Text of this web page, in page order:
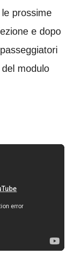
prossime
e dopo
modulo